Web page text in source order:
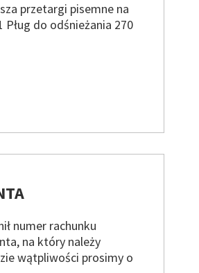
przetargi pisemne na
do odśnieżania 270
numer rachunku
na który należy
wątpliwości prosimy o